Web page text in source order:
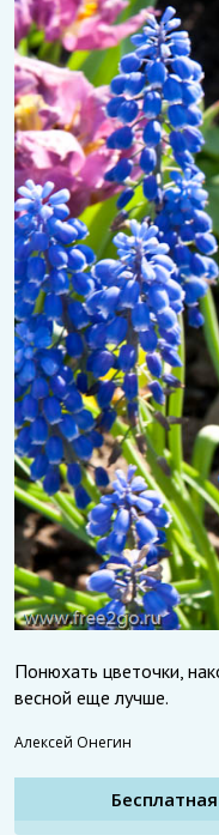
Понюхать цветочки,
весной еще лучше.
Алексей Онегин